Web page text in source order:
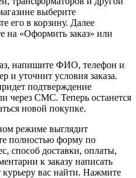
выберите
его в корзину. Далее
на «Оформить заказ» или
напишите ФИО, телефон и
и уточнит условия заказа.
подтверждение
через СМС. Теперь останется
новой покупке.
режиме выглядит
полностью форму по
способ доставки, оплаты,
к заказу написать
вас найти. Нажмите